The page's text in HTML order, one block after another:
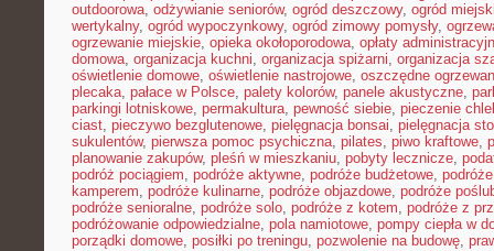
outdoorowa, odżywianie seniorów, ogród deszczowy, ogród
wertykalny, ogród wypoczynkowy, ogród zimowy pomysły,
ogrzewanie miejskie, opieka okołoporodowa, opłaty
domowa, organizacja kuchni, organizacja spiżarni, organizacja
oświetlenie domowe, oświetlenie nastrojowe, oszczędne
plecaka, pałace w Polsce, palety kolorów, panele akustyczne,
parkingi lotniskowe, permakultura, pewność siebie, pieczenie
ciast, pieczywo bezglutenowe, pielęgnacja bonsai, pielęgnacja
sukulentów, pierwsza pomoc psychiczna, pilates, piwo kraftowe,
planowanie zakupów, pleśń w mieszkaniu, pobyty lecznicze,
podróż pociągiem, podróże aktywne, podróże budżetowe,
kamperem, podróże kulinarne, podróże objazdowe, podróże
podróże senioralne, podróże solo, podróże z kotem, podróże z
podróżowanie odpowiedzialne, pola namiotowe, pompy ciepła w
porządki domowe, posiłki po treningu, pozwolenie na budowę,